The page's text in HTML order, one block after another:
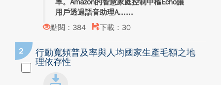
率。Amazon的智慧家庭控制中樞Echo讓
用戶透過語音助理A...
點閱：384
下載：30
2
行動寬頻普及率與人均國家生產毛額之地
理依存性